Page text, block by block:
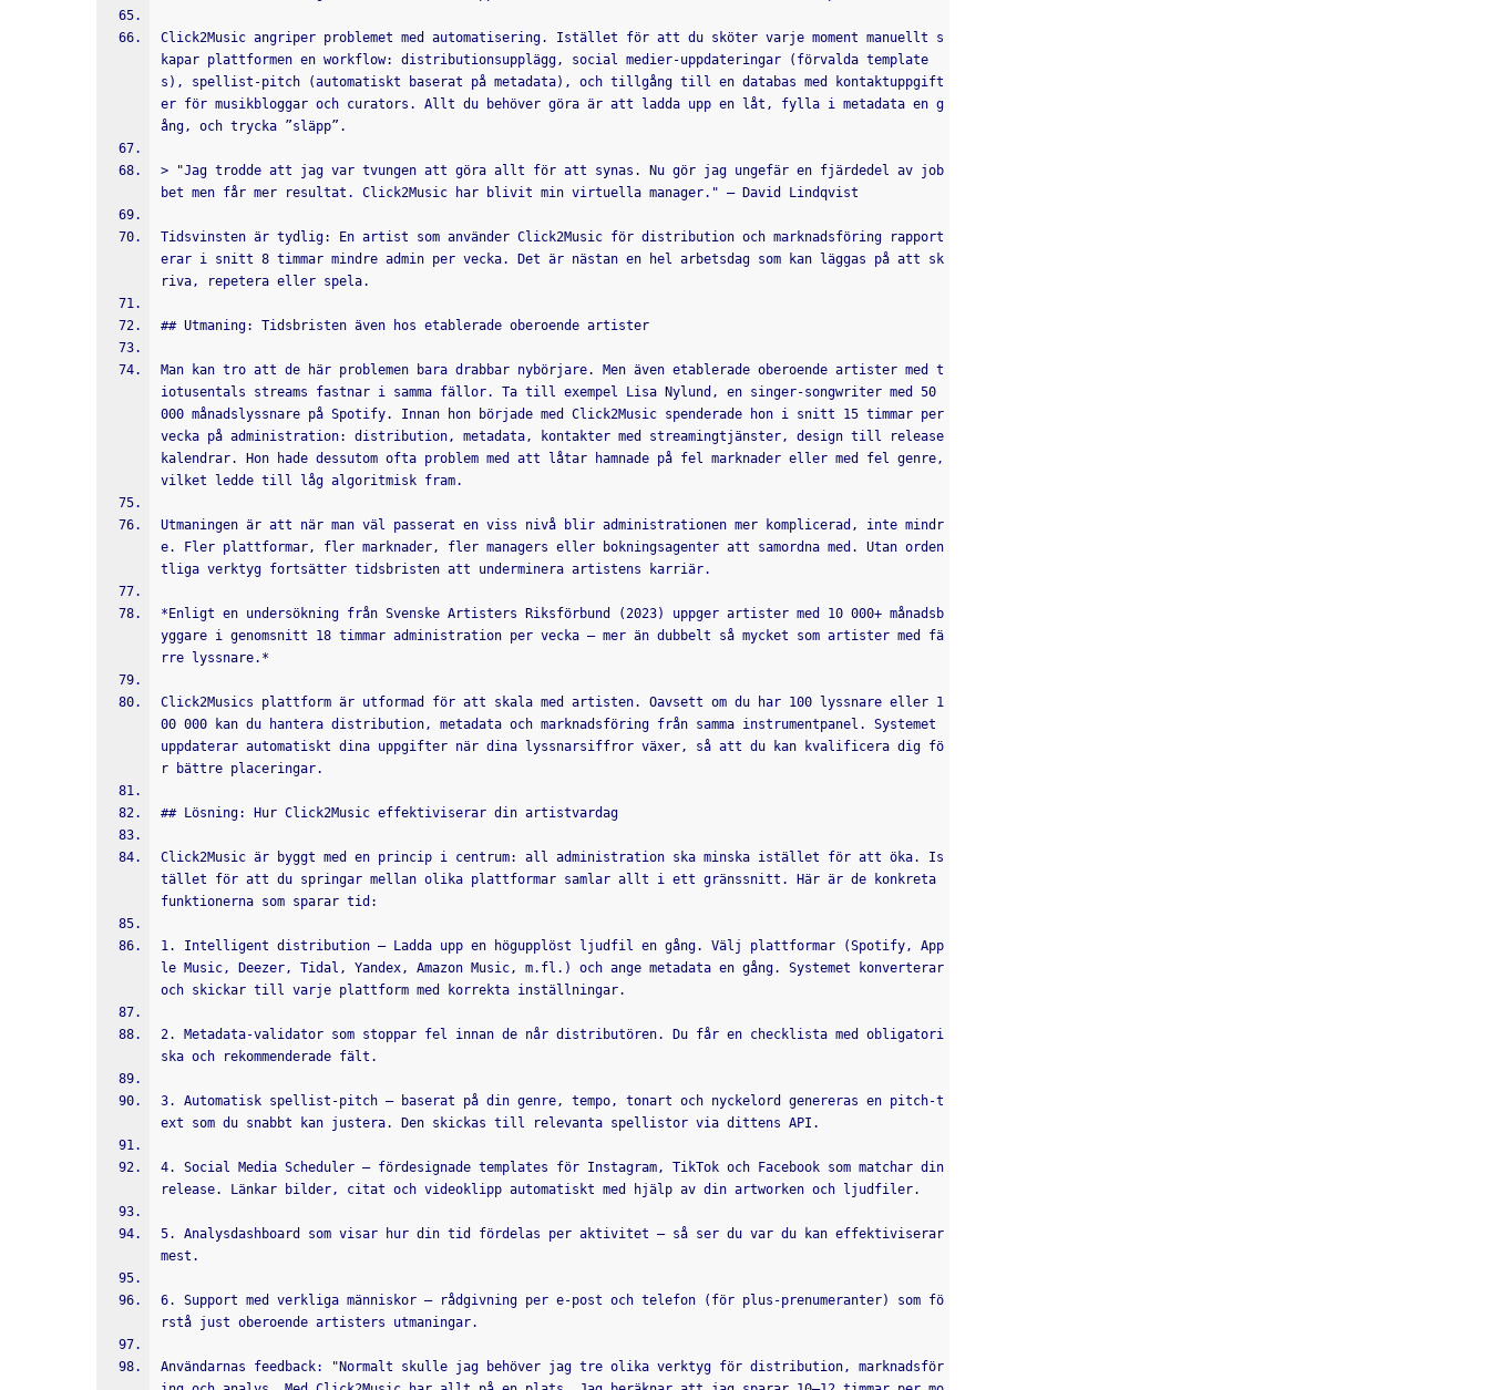
Click2Music angriper problemet med automatisering. Istället för att du sköter varje moment manuellt s
kapar plattformen en workflow: distributionsupplägg, social medier-uppdateringar (förvalda template
s), spellist-pitch (automatiskt baserat på metadata), och tillgång till en databas med kontaktuppgift
er för musikbloggar och curators. Allt du behöver göra är att ladda upp en låt, fylla i metadata en g
ång, och trycka ”släpp”.
> "Jag trodde att jag var tvungen att göra allt för att synas. Nu gör jag ungefär en fjärdedel av job
bet men får mer resultat. Click2Music har blivit min virtuella manager." — David Lindqvist
Tidsvinsten är tydlig: En artist som använder Click2Music för distribution och marknadsföring rapport
erar i snitt 8 timmar mindre admin per vecka. Det är nästan en hel arbetsdag som kan läggas på att sk
riva, repetera eller spela.
## Utmaning: Tidsbristen även hos etablerade oberoende artister
Man kan tro att de här problemen bara drabbar nybörjare. Men även etablerade oberoende artister med t
iotusentals streams fastnar i samma fällor. Ta till exempel Lisa Nylund, en singer-songwriter med 50
000 månadslyssnare på Spotify. Innan hon började med Click2Music spenderade hon i snitt 15 timmar per
vecka på administration: distribution, metadata, kontakter med streamingtjänster, design till release
kalendrar. Hon hade dessutom ofta problem med att låtar hamnade på fel marknader eller med fel genre,
vilket ledde till låg algoritmisk fram.
Utmaningen är att när man väl passerat en viss nivå blir administrationen mer komplicerad, inte mindr
e. Fler plattformar, fler marknader, fler managers eller bokningsagenter att samordna med. Utan orden
tliga verktyg fortsätter tidsbristen att underminera artistens karriär.
*Enligt en undersökning från Svenske Artisters Riksförbund (2023) uppger artister med 10 000+ månadsb
yggare i genomsnitt 18 timmar administration per vecka – mer än dubbelt så mycket som artister med fä
rre lyssnare.*
Click2Musics plattform är utformad för att skala med artisten. Oavsett om du har 100 lyssnare eller 1
00 000 kan du hantera distribution, metadata och marknadsföring från samma instrumentpanel. Systemet
uppdaterar automatiskt dina uppgifter när dina lyssnarsiffror växer, så att du kan kvalificera dig fö
r bättre placeringar.
## Lösning: Hur Click2Music effektiviserar din artistvardag
Click2Music är byggt med en princip i centrum: all administration ska minska istället för att öka. Is
tället för att du springar mellan olika plattformar samlar allt i ett gränssnitt. Här är de konkreta
funktionerna som sparar tid:
1. Intelligent distribution – Ladda upp en högupplöst ljudfil en gång. Välj plattformar (Spotify, App
le Music, Deezer, Tidal, Yandex, Amazon Music, m.fl.) och ange metadata en gång. Systemet konverterar
och skickar till varje plattform med korrekta inställningar.
2. Metadata-validator som stoppar fel innan de når distributören. Du får en checklista med obligatori
ska och rekommenderade fält.
3. Automatisk spellist-pitch – baserat på din genre, tempo, tonart och nyckelord genereras en pitch-t
ext som du snabbt kan justera. Den skickas till relevanta spellistor via dittens API.
4. Social Media Scheduler – fördesignade templates för Instagram, TikTok och Facebook som matchar din
release. Länkar bilder, citat och videoklipp automatiskt med hjälp av din artworken och ljudfiler.
5. Analysdashboard som visar hur din tid fördelas per aktivitet – så ser du var du kan effektiviserar
mest.
6. Support med verkliga människor – rådgivning per e-post och telefon (för plus-prenumeranter) som fö
rstå just oberoende artisters utmaningar.
Användarnas feedback: "Normalt skulle jag behöver jag tre olika verktyg för distribution, marknadsför